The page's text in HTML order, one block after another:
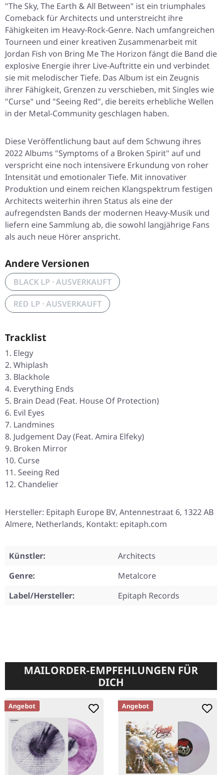
"The Sky, The Earth & All Between" ist ein triumphales
Comeback für Architects und unterstreicht ihre
Fähigkeiten im Heavy-Rock-Genre. Nach umfangreichen
Tourneen und einer kreativen Zusammenarbeit mit
Jordan Fish von Bring Me The Horizon fängt die Band die
explosive Energie ihrer Live-Auftritte ein und verbindet
sie mit melodischer Tiefe. Das Album ist ein Zeugnis
ihrer Fähigkeit, Grenzen zu verschieben, mit Singles wie
"Curse" und "Seeing Red", die bereits erhebliche Wellen
in der Metal-Community geschlagen haben.
Diese Veröffentlichung baut auf dem Schwung ihres
2022 Albums "Symptoms of a Broken Spirit" auf und
verspricht eine noch intensivere Erkundung von roher
Intensität und emotionaler Tiefe. Mit innovativer
Produktion und einem reichen Klangspektrum festigen
Architects weiterhin ihren Status als eine der
aufregendsten Bands der modernen Heavy-Musik und
liefern eine Sammlung ab, die sowohl langjährige Fans
als auch neue Hörer anspricht.
Andere Versionen
BLACK LP · AUSVERKAUFT
RED LP · AUSVERKAUFT
Tracklist
Elegy
Whiplash
Blackhole
Everything Ends
Brain Dead (Feat. House Of Protection)
Evil Eyes
Landmines
Judgement Day (Feat. Amira Elfeky)
Broken Mirror
Curse
Seeing Red
Chandelier
Hersteller: Epitaph Europe BV, Antennestraat 6, 1322 AB
Almere, Netherlands, Kontakt: epitaph.com
Künstler:
Architects
Genre:
Metalcore
Label/Hersteller:
Epitaph Records
MAILORDER-EMPFEHLUNGEN FÜR
DICH
Angebot Angebot